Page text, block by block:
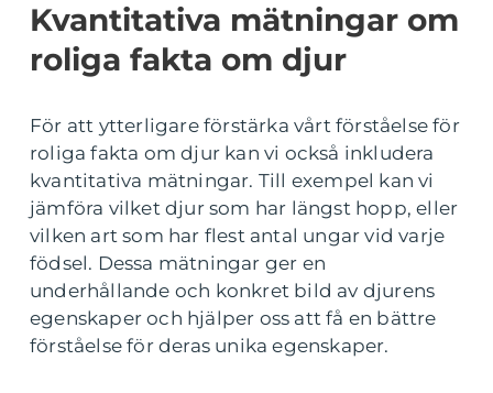
Kvantitativa mätningar om
roliga fakta om djur
För att ytterligare förstärka vårt förståelse för
roliga fakta om djur kan vi också inkludera
kvantitativa mätningar. Till exempel kan vi
jämföra vilket djur som har längst hopp, eller
vilken art som har flest antal ungar vid varje
födsel. Dessa mätningar ger en
underhållande och konkret bild av djurens
egenskaper och hjälper oss att få en bättre
förståelse för deras unika egenskaper.